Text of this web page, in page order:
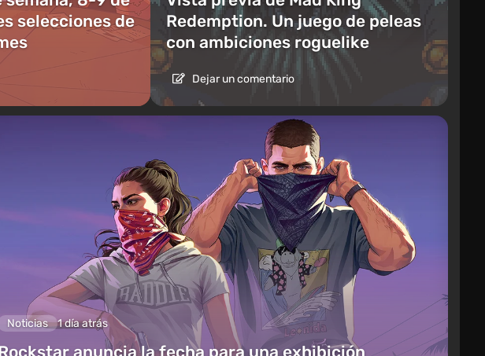
selecciones de
Redemption. Un juego de peleas
con ambiciones roguelike
Dejar un comentario
Noticias 1 día atrás
anuncia la fecha para una exhibición